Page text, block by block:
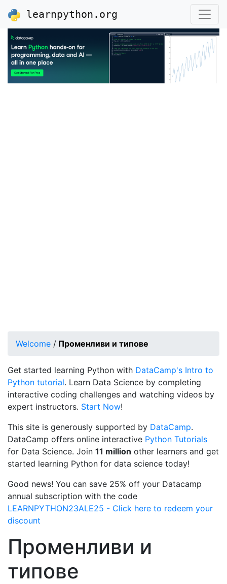
learnpython.org
Welcome / Променливи и типове
Get started learning Python with DataCamp's Intro to
Python tutorial. Learn Data Science by completing
interactive coding challenges and watching videos by
expert instructors. Start Now!
This site is generously supported by DataCamp.
DataCamp offers online interactive Python Tutorials
for Data Science. Join 11 million other learners and get
started learning Python for data science today!
Good news! You can save 25% off your Datacamp
annual subscription with the code
LEARNPYTHON23ALE25 - Click here to redeem your
discount
Променливи и
типове